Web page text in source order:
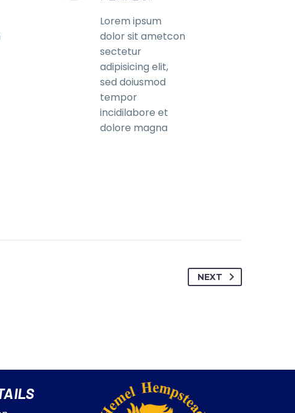
Lorem ipsum
dolor sit ametcon
sectetur
adipisicing elit,
sed doiusmod
tempor
incidilabore et
dolore magna
NEXT